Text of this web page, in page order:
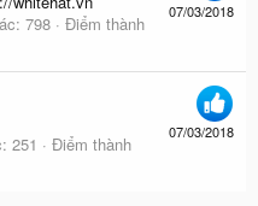
07/03/2018
798
Điểm thành
07/03/2018
251
Điểm thành